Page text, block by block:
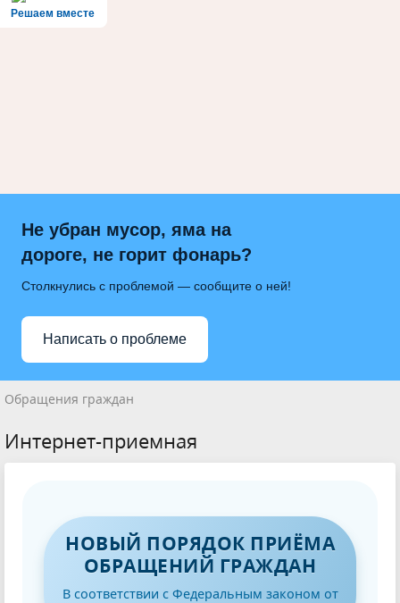
Решаем вместе
Не убран мусор, яма на
дороге, не горит фонарь?
Столкнулись с проблемой — сообщите о ней!
Написать о проблеме
Обращения граждан
Интернет-приемная
НОВЫЙ ПОРЯДОК ПРИЁМА
ОБРАЩЕНИЙ ГРАЖДАН
В соответствии с Федеральным законом от